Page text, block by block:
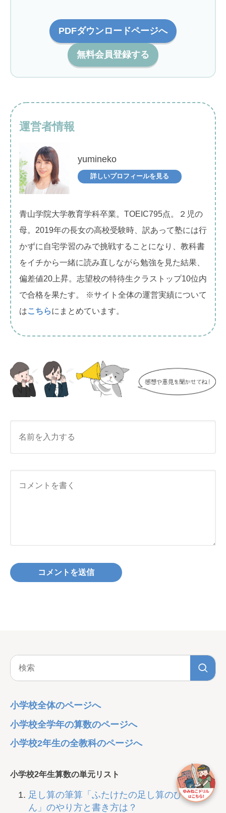
PDFダウンロードページへ
無料会員登録する
運営者情報
yumineko
詳しいプロフィールを見る
青山学院大学教育学科卒業。TOEIC795点。２児の
母。2019年の長女の高校受験時、訳あって塾には行
かずに自宅学習のみで挑戦することになり、教科書
をイチから一緒に読み直しながら勉強を見た結果、
偏差値20上昇。志望校の特待生クラストップ10位内
で合格を果たす。 ※サイト全体の運営実績について
はこちらにまとめています。
小学校全体のページへ
小学校全学年の算数のページへ
小学校2年生の全教科のページへ
小学校2年生算数の単元リスト
足し算の筆算「ふたけたの足し算のひっさ
ん」のやり方と書き方は？